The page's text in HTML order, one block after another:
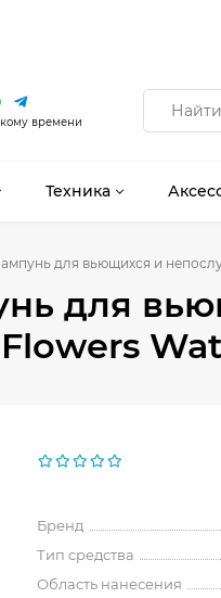
времени
Техника
для вьющихся и
для
Бренд
Тип средства
Область нанесения